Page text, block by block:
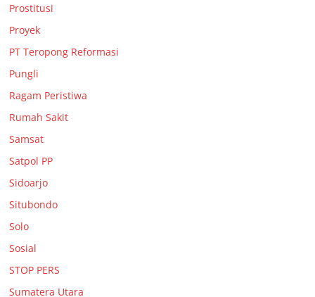
Prostitusi
Proyek
PT Teropong Reformasi
Pungli
Ragam Peristiwa
Rumah Sakit
Samsat
Satpol PP
Sidoarjo
Situbondo
Solo
Sosial
STOP PERS
Sumatera Utara